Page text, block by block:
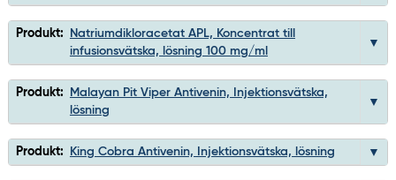
Produkt:
Natriumdikloracetat APL, Koncentrat till
infusionsvätska, lösning 100 mg/ml
Produkt:
Malayan Pit Viper Antivenin, Injektionsvätska,
lösning
Produkt: King Cobra Antivenin, Injektionsvätska, lösning